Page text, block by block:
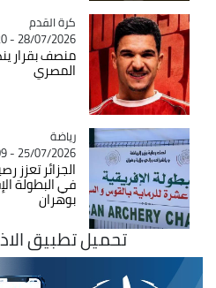
Catégorie
كرة القدم
28/07/2026 - 21:20
منصف بقرار
المصري
Catégorie
رياضة
25/07/2026 - 17:09
الجزائر تعزز
في البطولة
بوهران
تحميل تطبيق